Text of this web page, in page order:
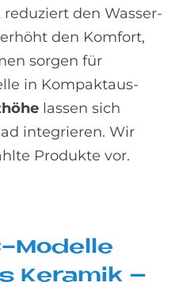
den Wasser­
erhöht den Komfort,
sorgen für
in Kompakt­aus­
lassen sich
integrieren. Wir
Produkte vor.
Mo­del­le
Ke­ra­mik –